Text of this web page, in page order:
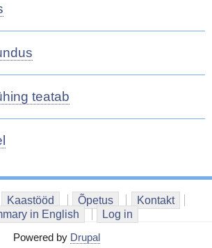
teatab
Kaastööd Õpetus
Kontakt
in English
Log in
Powered by Drupal